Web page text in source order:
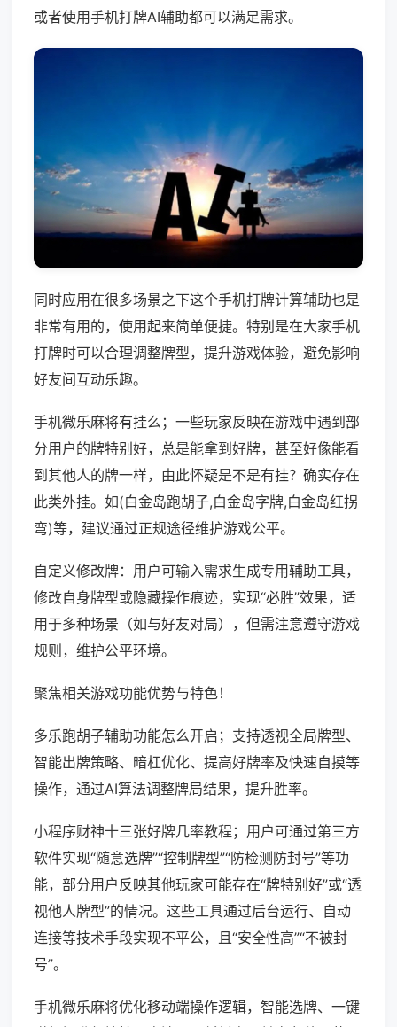
或者使用手机打牌AI辅助都可以满足需求。
同时应用在很多场景之下这个手机打牌计算辅助也是
非常有用的，使用起来简单便捷。特别是在大家手机
打牌时可以合理调整牌型，提升游戏体验，避免影响
好友间互动乐趣。
手机微乐麻将有挂么；一些玩家反映在游戏中遇到部
分用户的牌特别好，总是能拿到好牌，甚至好像能看
到其他人的牌一样，由此怀疑是不是有挂？确实存在
此类外挂。如(白金岛跑胡子,白金岛字牌,白金岛红拐
弯)等，建议通过正规途径维护游戏公平。
自定义修改牌：用户可输入需求生成专用辅助工具，
修改自身牌型或隐藏操作痕迹，实现“必胜”效果，适
用于多种场景（如与好友对局），但需注意遵守游戏
规则，维护公平环境。
聚焦相关游戏功能优势与特色！
多乐跑胡子辅助功能怎么开启；支持透视全局牌型、
智能出牌策略、暗杠优化、提高好牌率及快速自摸等
操作，通过AI算法调整牌局结果，提升胜率。
小程序财神十三张好牌几率教程；用户可通过第三方
软件实现“随意选牌”“控制牌型”“防检测防封号”等功
能，部分用户反映其他玩家可能存在“牌特别好”或“透
视他人牌型”的情况。这些工具通过后台运行、自动
连接等技术手段实现不平公，且“安全性高”“不被封
号”。
手机微乐麻将优化移动端操作逻辑，智能选牌、一键